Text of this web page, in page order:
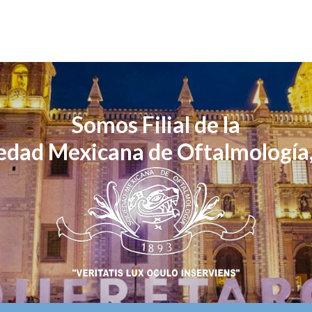
Somos Filial de la
Mexicana de